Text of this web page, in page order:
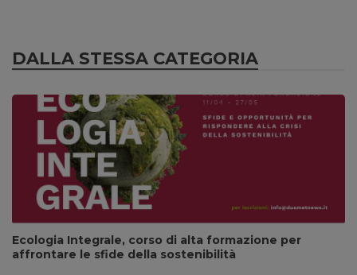
DALLA STESSA CATEGORIA
Ecologia Integrale, corso di alta formazione per
affrontare le sfide della sostenibilità